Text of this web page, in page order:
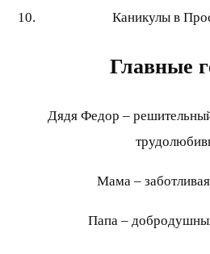
Каникулы в
Главные
Дядя Федор –
Мама –
Папа –